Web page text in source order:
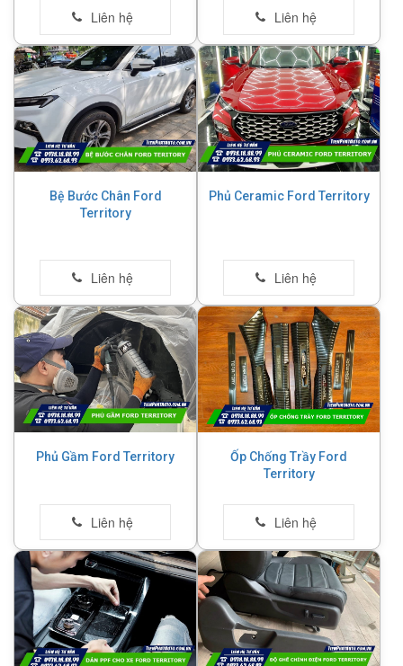
Bệ Bước Chân Ford
Territory
Phủ Ceramic Ford Territory
Phủ Gầm Ford Territory
Ốp Chống Trầy Ford
Territory